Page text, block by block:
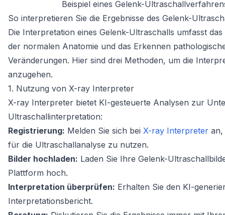
Beispiel eines Gelenk-
So interpretieren Sie die Ergebnisse des Gelenk-
Die Interpretation eines Gelenk-Ultraschalls umfasst das
der normalen Anatomie und das Erkennen
Veränderungen. Hier sind drei Methoden, um die
anzugehen.
1. Nutzung von X-ray Interpreter
X-ray Interpreter bietet KI-gesteuerte Analysen zur
Ultraschallinterpretation:
Registrierung: Melden Sie sich bei X-ray Interpreter an,
für die Ultraschallanalyse zu nutzen.
Bilder hochladen: Laden Sie Ihre Gelenk-
Plattform hoch.
Interpretation überprüfen: Erhalten Sie den KI-
Interpretationsbericht.